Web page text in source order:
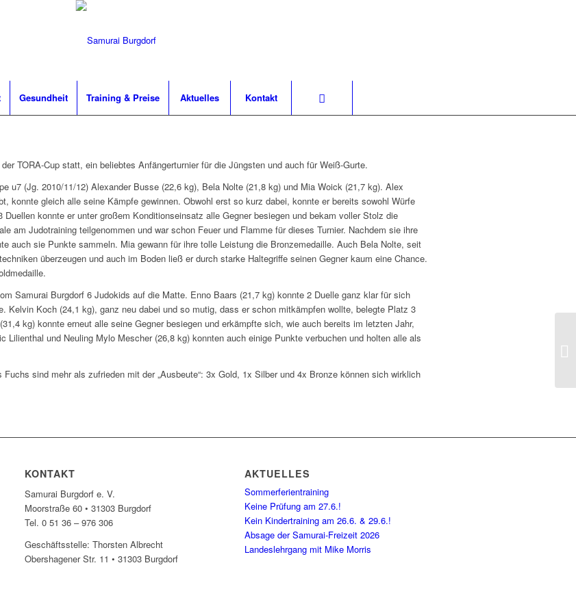
Gesundheit Training & Preise Aktuelles Kontakt
TORA-Cup statt, ein beliebtes Anfängerturnier für die Jüngsten und auch für Weiß-Gurte.
u7 (Jg. 2010/11/12) Alexander Busse (22,6 kg), Bela Nolte (21,8 kg) und Mia Woick (21,7 kg). Alex
konnte gleich alle seine Kämpfe gewinnen. Obwohl erst so kurz dabei, konnte er bereits sowohl Würfe
konnte er unter großem Konditionseinsatz alle Gegner besiegen und bekam voller Stolz die
am Judotraining teilgenommen und war schon Feuer und Flamme für dieses Turnier. Nachdem sie ihre
auch sie Punkte sammeln. Mia gewann für ihre tolle Leistung die Bronzemedaille. Auch Bela Nolte, seit
überzeugen und auch im Boden ließ er durch starke Haltegriffe seinen Gegner kaum eine Chance.
Samurai Burgdorf 6 Judokids auf die Matte. Enno Baars (21,7 kg) konnte 2 Duelle ganz klar für sich
Kelvin Koch (24,1 kg), ganz neu dabei und so mutig, dass er schon mitkämpfen wollte, belegte Platz 3
kg) konnte erneut alle seine Gegner besiegen und erkämpfte sich, wie auch bereits im letzten Jahr,
Lilienthal und Neuling Mylo Mescher (26,8 kg) konnten auch einige Punkte verbuchen und holten alle als
sind mehr als zufrieden mit der „Ausbeute“: 3x Gold, 1x Silber und 4x Bronze können sich wirklich
KONTAKT
Samurai Burgdorf e. V.
Moorstraße 60 • 31303 Burgdorf
Tel. 0 51 36 – 976 306
Geschäftsstelle: Thorsten Albrecht
Obershagener Str. 11 • 31303 Burgdorf
AKTUELLES
Sommerferientraining
Keine Prüfung am 27.6.!
Kein Kindertraining am 26.6. & 29.6.!
Absage der Samurai-Freizeit 2026
Landeslehrgang mit Mike Morris